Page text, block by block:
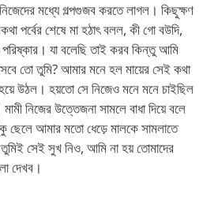
মধ্যে গল্পগুজব করতে লাগল। কিছুক্ষণ
পর্বের শেষে মা হঠাৎ বলল, কী গো বউদি,
যা বলেছি তাই করব কিন্তু আমি
তো তুমি? আমার মনে হল মায়ের সেই কথা
উঠল। হয়তো সে নিজেও মনে মনে চাইছিল
নিজের উত্তেজনা সামলে বাধা দিয়ে বলে
ছেলে আমার মতো ধেড়ে মালকে সামলাতে
তুমিই সেই সুখ নিও, আমি না হয় তোমাদের
দেখব।